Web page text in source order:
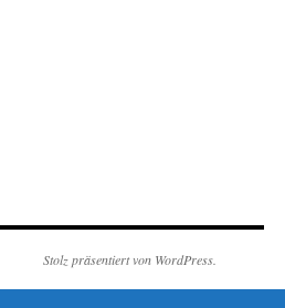
Stolz präsentiert von WordPress.